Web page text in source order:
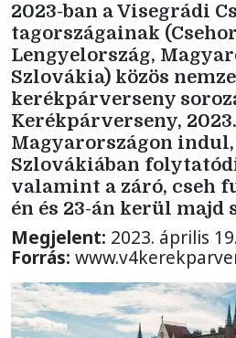
2023-ban a Visegrádi
tagországainak
Lengyelország,
Szlovákia) közös
kerékpárverseny
Kerékpárverseny,
Magyarországon
Szlovákiában
valamint a záró, cseh
én és 23-án kerül majd
Megjelent: 2023. április
Forrás: